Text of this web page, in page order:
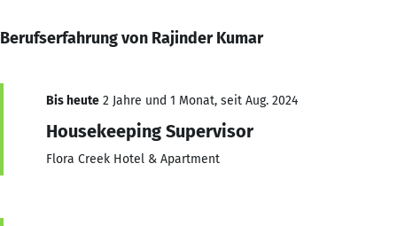
Berufserfahrung von Rajinder Kumar
Bis heute 2 Jahre und 1 Monat, seit Aug. 2024
Housekeeping Supervisor
Flora Creek Hotel & Apartment